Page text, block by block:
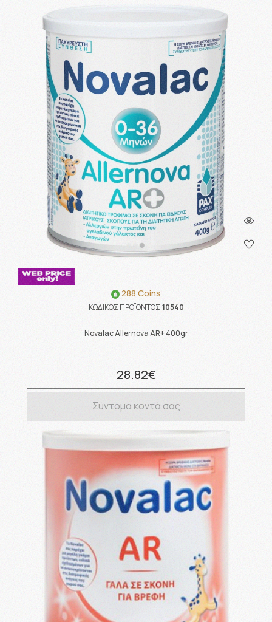
288 Coins
ΚΩΔΙΚΟΣ ΠΡΟΪΟΝΤΟΣ:10540
Novalac Allernova AR+ 400gr
28.82€
Σύντομα κοντά σας